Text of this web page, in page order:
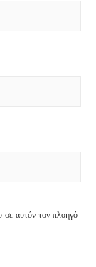
αυτόν τον πλοηγό